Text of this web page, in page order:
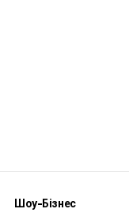
Шоу-Бізнес